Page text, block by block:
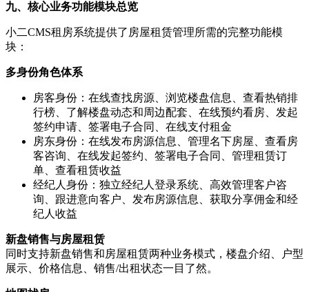
九、核心业务功能模块总览
小二CMS租房系统提供了房屋租赁管理所需的完整功能模
块：
多身份角色体系
房客身份：在线查找房源、浏览楼盘信息、查看热销排
行榜、了解楼盘动态和周边配套、在线预约看房、发起
签约申请、签署电子合同、在线支付租金
房东身份：在线发布房源信息、管理名下房屋、查看房
客咨询、在线发起签约、签署电子合同、管理租赁订
单、查看租赁收益
经纪人身份：独立经纪人登录系统、高效管理客户咨
询、跟进意向客户、发布房源信息、获取分享佣金和经
纪人收益
新盘销售与房屋租赁
同时支持新盘销售和房屋租赁两种业务模式，楼盘介绍、户型
展示、价格信息、销售/出租状态一目了然。